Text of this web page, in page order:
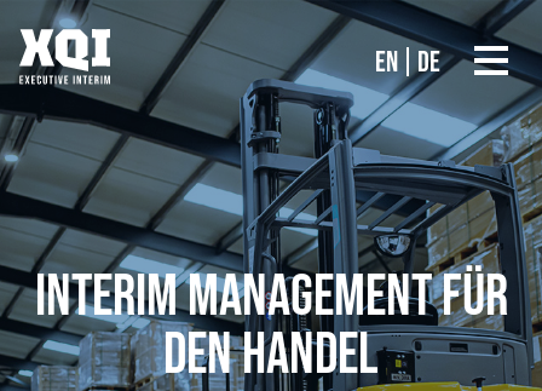
EN DE
INTERIM MANAGEMENT FÜR
DEN HANDEL